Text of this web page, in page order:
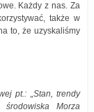
Każdy z nas. Za
także w
to, że uzyskaliśmy
pt.: „Stan, trendy
środowiska Morza